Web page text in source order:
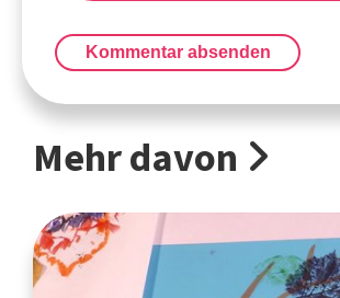
Kommentar absenden
Mehr davon